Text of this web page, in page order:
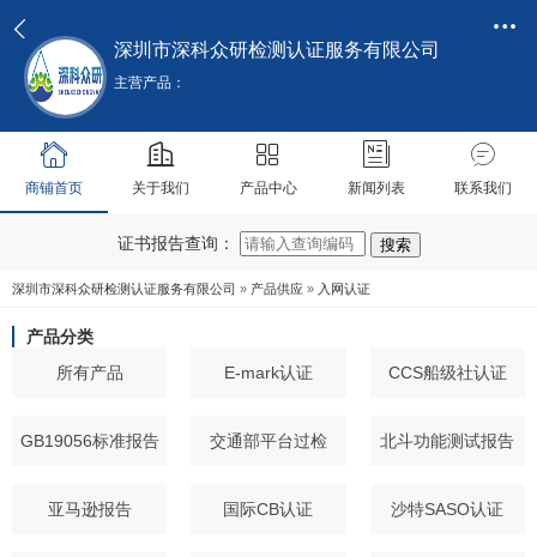
深圳市深科众研检测认证服务有限公司
主营产品：
商铺首页 关于我们 产品中心 新闻列表 联系我们
证书报告查询：
深圳市深科众研检测认证服务有限公司 » 产品供应 » 入网认证
产品分类
所有产品
E-mark认证 CCS船级社认证
GB19056标准报告 交通部平台过检 北斗功能测试报告
亚马逊报告 国际CB认证 沙特SASO认证